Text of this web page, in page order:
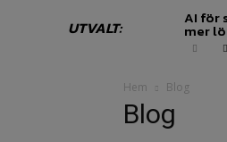
UTVALT: AI för
mer
Hem Blog
Blog